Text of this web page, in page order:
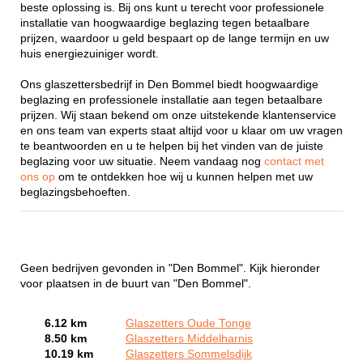
beste oplossing is. Bij ons kunt u terecht voor professionele
installatie van hoogwaardige beglazing tegen betaalbare
prijzen, waardoor u geld bespaart op de lange termijn en uw
huis energiezuiniger wordt.
Ons glaszettersbedrijf in Den Bommel biedt hoogwaardige
beglazing en professionele installatie aan tegen betaalbare
prijzen. Wij staan bekend om onze uitstekende klantenservice
en ons team van experts staat altijd voor u klaar om uw vragen
te beantwoorden en u te helpen bij het vinden van de juiste
beglazing voor uw situatie. Neem vandaag nog contact met
ons op om te ontdekken hoe wij u kunnen helpen met uw
beglazingsbehoeften.
Geen bedrijven gevonden in "Den Bommel". Kijk hieronder
voor plaatsen in de buurt van "Den Bommel".
6.12 km
Glaszetters Oude Tonge
8.50 km
Glaszetters Middelharnis
10.19 km
Glaszetters Sommelsdijk